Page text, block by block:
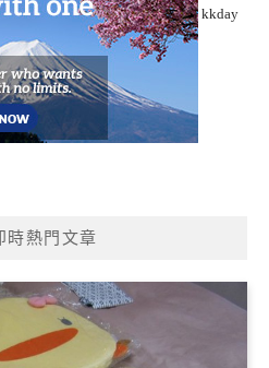
kkday
時熱門文章